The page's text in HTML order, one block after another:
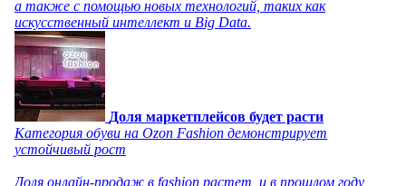
а также с помощью новых технологий, таких как
искусственный интеллект и Big Data.
Доля маркетплейсов будет расти
Категория обуви на Ozon Fashion демонстрирует
устойчивый рост
Доля онлайн-продаж в fashion растет, и в прошлом году